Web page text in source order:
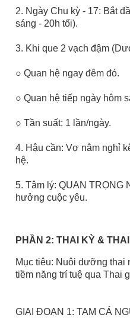
2. Ngày Chu kỳ - 17: Bắt
sáng - 20h tối).
3. Khi que 2 vạch đậm
○ Quan hệ ngay đêm đó.
○ Quan hệ tiếp ngày hôm
○ Tần suất: 1 lần/ngày.
4. Hậu cần: Vợ nằm nghỉ
hệ.
5. Tâm lý: QUAN TRỌNG
hưởng cuộc yêu.
PHẦN 2: THAI KỲ &
Mục tiêu: Nuôi dưỡng thai
tiềm năng trí tuệ qua Thai
GIAI ĐOẠN 1: TAM CÁ